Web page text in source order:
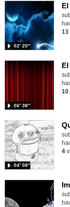
02′ 20″
13
06′ 38″
10
04′ 08″
4